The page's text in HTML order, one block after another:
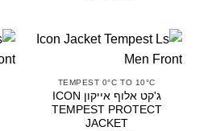
TEMPEST 0°C TO 10°C
ג'קט אלוף אייקון ICON
TEMPEST PROTECT
JACKET